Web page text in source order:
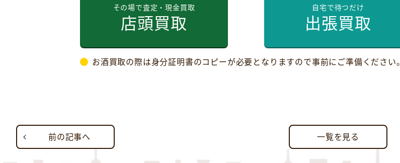
その場で査定・現金買取
店頭買取
自宅で待つだけ
出張買取
お酒買取の際は身分証明書のコピーが必要となりますので事前にご準備ください。
前の記事へ 一覧を見る